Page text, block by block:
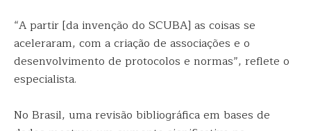
“A partir [da invenção do SCUBA] as coisas se
aceleraram, com a criação de associações e o
desenvolvimento de protocolos e normas”, reflete o
especialista.
No Brasil, uma revisão bibliográfica em bases de